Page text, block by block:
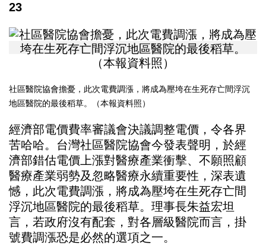
23
社區醫院協會擔憂，此次電費調漲，將成為壓垮在生死存亡間浮沉
地區醫院的最後稻草。（本報資料照）
經濟部電價費率審議會決議調整電價，令各界
苦哈哈。台灣社區醫院協會今發表聲明，於經
濟部錯估電價上漲對醫療產業衝擊、不願照顧
醫療產業弱勢及忽略醫療永續重要性，深表遺
憾，此次電費調漲，將成為壓垮在生死存亡間
浮沉地區醫院的最後稻草。理事長朱益宏坦
言，若政府沒有配套，對各層級醫院而言，掛
號費調漲恐是必然的選項之一。